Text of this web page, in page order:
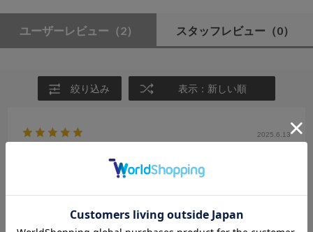
ユーザーレビュー （2） スタッフレビュー （0）
絞り込み 表示：新しい順
2025.6.13
ナチュラルに肩出しで雰囲気爆盛れ
年代:10代 性別: 女性 身長:156～160cm 体型: